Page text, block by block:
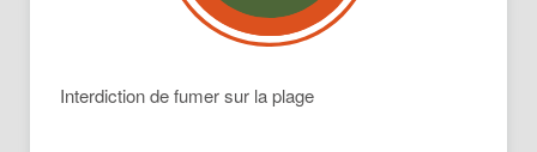
Interdiction de fumer sur la plage